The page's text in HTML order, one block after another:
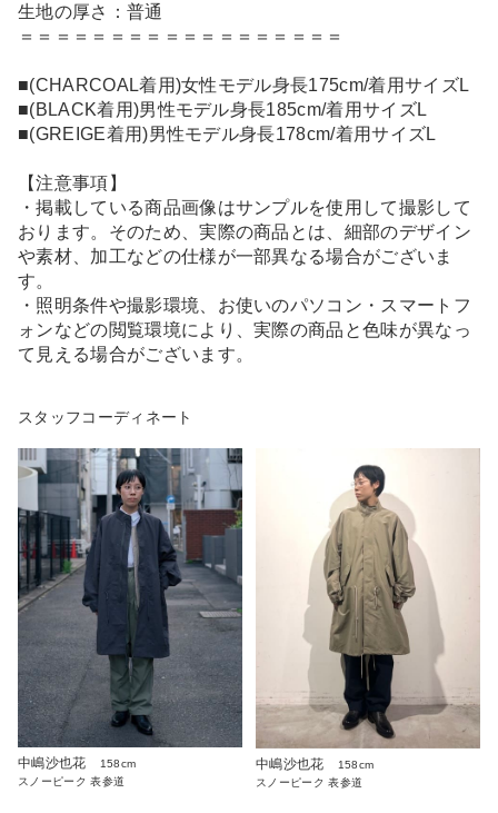
生地の厚さ：普通
＝＝＝＝＝＝＝＝＝＝＝＝＝＝＝＝＝＝
■(CHARCOAL着用)女性モデル身長175cm/着用サイズL
■(BLACK着用)男性モデル身長185cm/着用サイズL
■(GREIGE着用)男性モデル身長178cm/着用サイズL
【注意事項】
・掲載している商品画像はサンプルを使用して撮影して
おります。そのため、実際の商品とは、細部のデザイン
や素材、加工などの仕様が一部異なる場合がございま
す。
・照明条件や撮影環境、お使いのパソコン・スマートフ
ォンなどの閲覧環境により、実際の商品と色味が異なっ
て見える場合がございます。
スタッフコーディネート
中嶋沙也花
158cm
スノーピーク 表参道
中嶋沙也花
158cm
スノーピーク 表参道